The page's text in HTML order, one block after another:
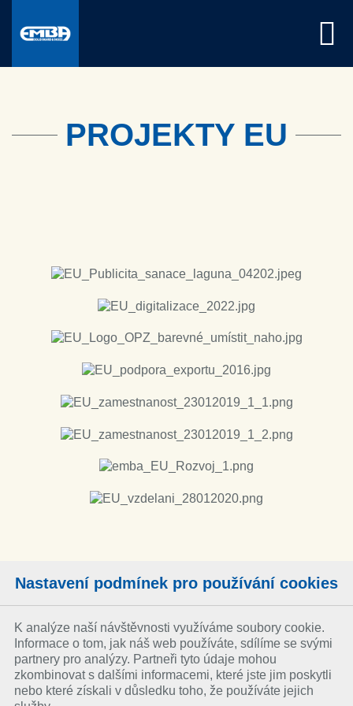
PROJEKTY EU
Nastavení podmínek pro používání cookies
K analýze naší návštěvnosti využíváme soubory cookie.
Informace o tom, jak náš web používáte, sdílíme se svými
partnery pro analýzy. Partneři tyto údaje mohou
zkombinovat s dalšími informacemi, které jste jim poskytli
nebo které získali v důsledku toho, že používáte jejich